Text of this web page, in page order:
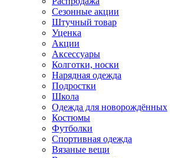
Сезонные акции
Штучный товар
Уценка
Акции
Аксессуары
Колготки, носки
Нарядная одежда
Подростки
Школа
Одежда для новорождённых
Костюмы
Футболки
Спортивная одежда
Вязаные вещи